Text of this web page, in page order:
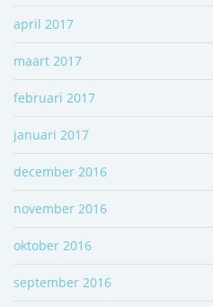
april 2017
maart 2017
februari 2017
januari 2017
december 2016
november 2016
oktober 2016
september 2016